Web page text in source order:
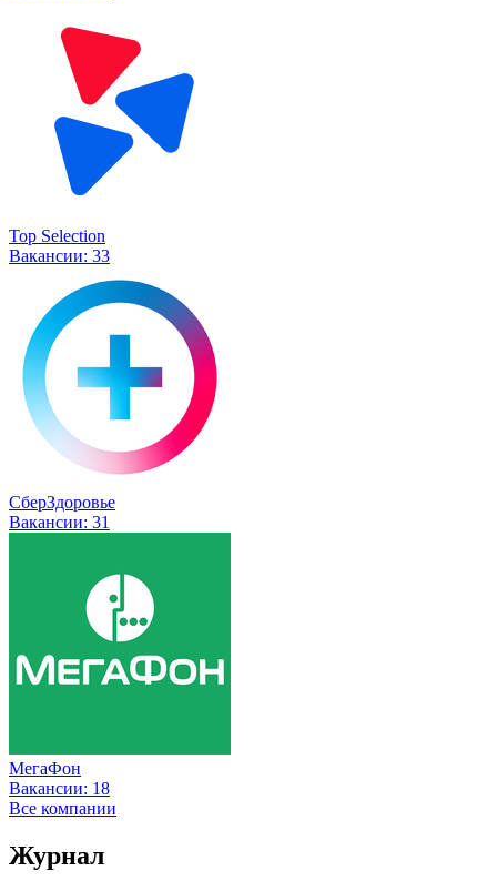
Top Selection
Вакансии: 33
СберЗдоровье
Вакансии: 31
МегаФон
Вакансии: 18
Все компании
Журнал